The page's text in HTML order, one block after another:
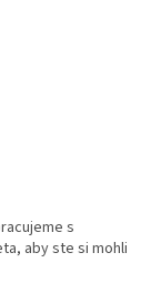
s
aby ste si mohli